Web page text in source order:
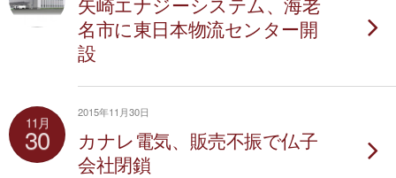
名市に東日本物流センター開
設
11月
30
2015年11月30日
カナレ電気、販売不振で仏子
会社閉鎖